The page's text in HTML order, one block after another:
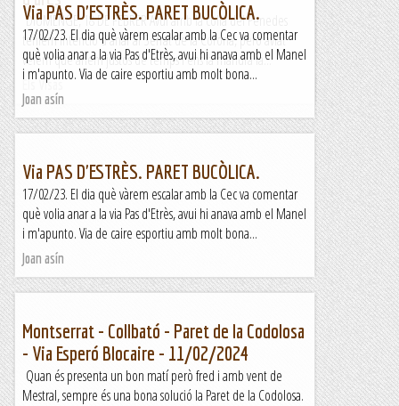
DIUMENGE, 18 DE FEBRER Avui amb la colla del Penedes
teníem intenció d'anar al Serrat de la Corona, però aviat
veiem que anem justos de temps i ens fa mandra la...
Els Visas
Via PAS D'ESTRÈS. PARET BUCÒLICA.
17/02/23. El dia què vàrem escalar amb la Cec va comentar
què volia anar a la via Pas d'Etrès, avui hi anava amb el Manel
i m'apunto. Via de caire esportiu amb molt bona...
Joan asín
Via PAS D'ESTRÈS. PARET BUCÒLICA.
17/02/23. El dia què vàrem escalar amb la Cec va comentar
què volia anar a la via Pas d'Etrès, avui hi anava amb el Manel
i m'apunto. Via de caire esportiu amb molt bona...
Joan asín
Montserrat - Collbató - Paret de la Codolosa
- Via Esperó Blocaire - 11/02/2024
Quan és presenta un bon matí però fred i amb vent de
Mestral, sempre és una bona solució la Paret de la Codolosa.